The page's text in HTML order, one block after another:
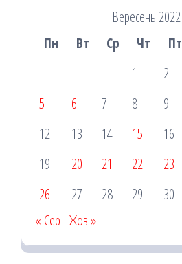
Вересень 2022
Пн
Вт Ср Чт Пт
1
2
5
6 7 8 9
12
13 14 15 16
19
20 21 22 23
26
27 28 29
30
« Сер Жов »